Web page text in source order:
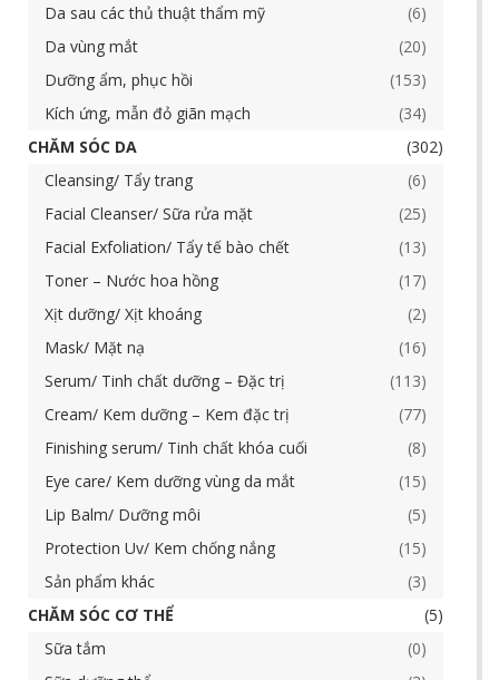
Da sau các thủ thuật thẩm mỹ
6
Da vùng mắt
20
Dưỡng ẩm, phục hồi
153
Kích ứng, mẫn đỏ giãn mạch
34
CHĂM SÓC DA
302
Cleansing/ Tẩy trang
6
Facial Cleanser/ Sữa rửa mặt
25
Facial Exfoliation/ Tẩy tế bào chết
13
Toner – Nước hoa hồng
17
Xịt dưỡng/ Xịt khoáng
2
Mask/ Mặt nạ
16
Serum/ Tinh chất dưỡng – Đặc trị
113
Cream/ Kem dưỡng – Kem đặc trị
77
Finishing serum/ Tinh chất khóa cuối
8
Eye care/ Kem dưỡng vùng da mắt
15
Lip Balm/ Dưỡng môi
5
Protection Uv/ Kem chống nắng
15
Sản phẩm khác
3
CHĂM SÓC CƠ THỂ
5
Sữa tắm
0